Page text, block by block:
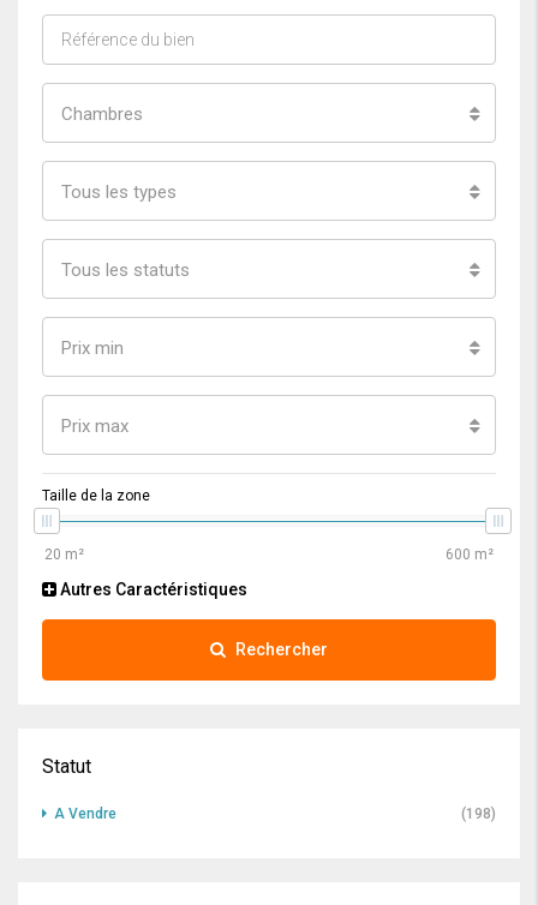
Chambres
Tous les types
Tous les statuts
Prix min
Prix max
Taille de la zone
Autres Caractéristiques
Rechercher
Statut
A Vendre (198)